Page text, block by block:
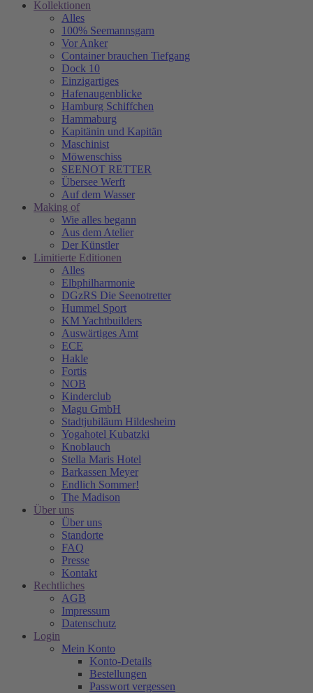
Kollektionen
Alles
100% Seemannsgarn
Vor Anker
Container brauchen Tiefgang
Dock 10
Einzigartiges
Hafenaugen­blicke
Hamburg Schiffchen
Hammaburg
Kapitänin und Kapitän
Maschinist
Möwenschiss
SEENOT RETTER
Übersee Werft
Auf dem Wasser
Making of
Wie alles begann
Aus dem Atelier
Der Künstler
Limitierte Editionen
Alles
Elbphilharmonie
DGzRS Die Seenotretter
Hummel Sport
KM Yachtbuilders
Auswärtiges Amt
ECE
Hakle
Fortis
NOB
Kinderclub
Magu GmbH
Stadtjubiläum Hildesheim
Yogahotel Kubatzki
Knoblauch
Stella Maris Hotel
Barkassen Meyer
Endlich Sommer!
The Madison
Über uns
Über uns
Standorte
FAQ
Presse
Kontakt
Rechtliches
AGB
Impressum
Datenschutz
Login
Mein Konto
Konto-Details
Bestellungen
Passwort vergessen